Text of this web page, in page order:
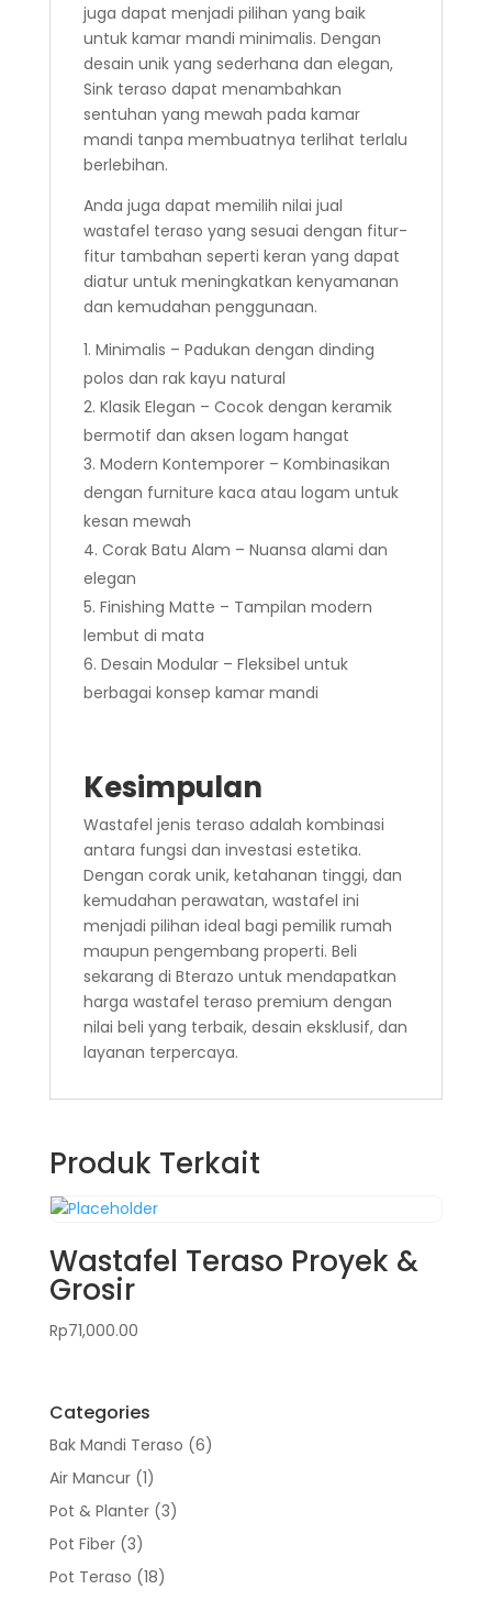
juga dapat menjadi pilihan yang baik
untuk kamar mandi minimalis. Dengan
desain unik yang sederhana dan elegan,
Sink teraso dapat menambahkan
sentuhan yang mewah pada kamar
mandi tanpa membuatnya terlihat terlalu
berlebihan.
Anda juga dapat memilih nilai jual
wastafel teraso yang sesuai dengan fitur-
fitur tambahan seperti keran yang dapat
diatur untuk meningkatkan kenyamanan
dan kemudahan penggunaan.
Minimalis – Padukan dengan dinding
polos dan rak kayu natural
Klasik Elegan – Cocok dengan keramik
bermotif dan aksen logam hangat
Modern Kontemporer – Kombinasikan
dengan furniture kaca atau logam untuk
kesan mewah
Corak Batu Alam – Nuansa alami dan
elegan
Finishing Matte – Tampilan modern
lembut di mata
Desain Modular – Fleksibel untuk
berbagai konsep kamar mandi
Kesimpulan
Wastafel jenis teraso adalah kombinasi
antara fungsi dan investasi estetika.
Dengan corak unik, ketahanan tinggi, dan
kemudahan perawatan, wastafel ini
menjadi pilihan ideal bagi pemilik rumah
maupun pengembang properti. Beli
sekarang di Bterazo untuk mendapatkan
harga wastafel teraso premium dengan
nilai beli yang terbaik, desain eksklusif, dan
layanan terpercaya.
Produk Terkait
Wastafel Teraso Proyek &
Grosir
Rp71,000.00
Categories
Bak Mandi Teraso 66
Air Mancur 11
Produk
Pot & Planter 33
Pot Fiber 33
Produk
Pot Teraso 1818